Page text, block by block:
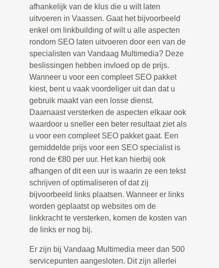
afhankelijk van de klus die u wilt laten
uitvoeren in Vaassen. Gaat het bijvoorbeeld
enkel om linkbuilding of wilt u alle aspecten
rondom SEO laten uitvoeren door een van de
specialisten van Vandaag Multimedia? Deze
beslissingen hebben invloed op de prijs.
Wanneer u voor een compleet SEO pakket
kiest, bent u vaak voordeliger uit dan dat u
gebruik maakt van een losse dienst.
Daarnaast versterken de aspecten elkaar ook
waardoor u sneller een beter resultaat ziet als
u voor een compleet SEO pakket gaat. Een
gemiddelde prijs voor een SEO specialist is
rond de €80 per uur. Het kan hierbij ook
afhangen of dit een uur is waarin ze een tekst
schrijven of optimaliseren of dat zij
bijvoorbeeld links plaatsen. Wanneer er links
worden geplaatst op websites om de
linkkracht te versterken, komen de kosten van
de links er nog bij.
Er zijn bij Vandaag Multimedia meer dan 500
servicepunten aangesloten. Dit zijn allerlei